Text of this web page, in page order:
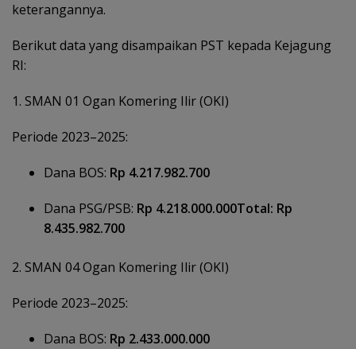
keterangannya.
Berikut data yang disampaikan PST kepada Kejagung
RI:
1. SMAN 01 Ogan Komering Ilir (OKI)
Periode 2023–2025:
Dana BOS: Rp 4.217.982.700
Dana PSG/PSB: Rp 4.218.000.000Total: Rp
8.435.982.700
2. SMAN 04 Ogan Komering Ilir (OKI)
Periode 2023–2025:
Dana BOS: Rp 2.433.000.000